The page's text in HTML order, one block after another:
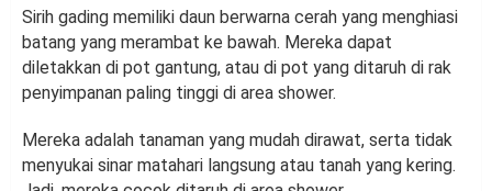
Sirih gading memiliki daun berwarna cerah yang menghiasi
batang yang merambat ke bawah. Mereka dapat
diletakkan di pot gantung, atau di pot yang ditaruh di rak
penyimpanan paling tinggi di area shower.
Mereka adalah tanaman yang mudah dirawat, serta tidak
menyukai sinar matahari langsung atau tanah yang kering.